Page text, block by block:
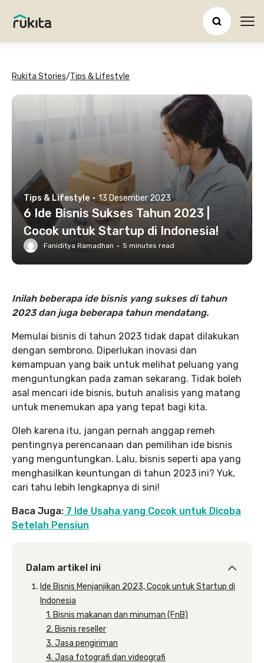
Rukita Stories/Tips & Lifestyle
Tips & Lifestyle · 13 Desember 2023
6 Ide Bisnis Sukses Tahun 2023 |
Cocok untuk Startup di Indonesia!
Faniditya Ramadhan · 5 minutes read
Inilah beberapa ide bisnis yang sukses di tahun
2023 dan juga beberapa tahun mendatang.
Memulai bisnis di tahun 2023 tidak dapat dilakukan
dengan sembrono. Diperlukan inovasi dan
kemampuan yang baik untuk melihat peluang yang
menguntungkan pada zaman sekarang. Tidak boleh
asal mencari ide bisnis, butuh analisis yang matang
untuk menemukan apa yang tepat bagi kita.
Oleh karena itu, jangan pernah anggap remeh
pentingnya perencanaan dan pemilihan ide bisnis
yang menguntungkan. Lalu, bisnis seperti apa yang
menghasilkan keuntungan di tahun 2023 ini? Yuk,
cari tahu lebih lengkapnya di sini!
Baca Juga: 7 Ide Usaha yang Cocok untuk Dicoba
Setelah Pensiun
Dalam artikel ini
Ide Bisnis Menjanjikan 2023, Cocok untuk Startup di
Indonesia
1. Bisnis makanan dan minuman (FnB)
2. Bisnis reseller
3. Jasa pengiriman
4. Jasa fotografi dan videografi